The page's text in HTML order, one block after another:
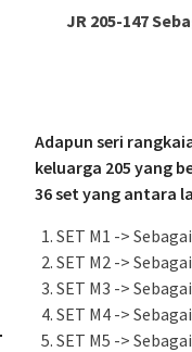
JR 205-147
Adapun seri
keluarga 205 yang
36 set yang antara
SET M1 ->
SET M2 ->
SET M3 ->
SET M4 ->
SET M5 ->